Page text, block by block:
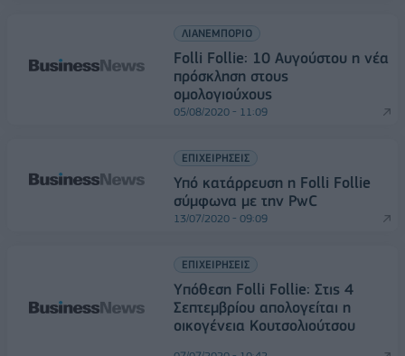
ΛΙΑΝΕΜΠΟΡΙΟ
Folli Follie: 10 Αυγούστου η νέα
πρόσκληση στους
ομολογιούχους
05/08/2020 - 11:09
ΕΠΙΧΕΙΡΗΣΕΙΣ
Υπό κατάρρευση η Folli Follie
σύμφωνα με την PwC
13/07/2020 - 09:09
ΕΠΙΧΕΙΡΗΣΕΙΣ
Yπόθεση Folli Follie: Στις 4
Σεπτεμβρίου απολογείται η
οικογένεια Κουτσολιούτσου